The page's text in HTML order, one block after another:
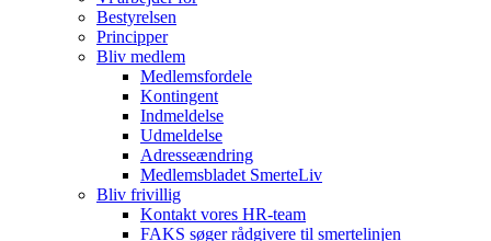
Bestyrelsen
Principper
Bliv medlem
Medlemsfordele
Kontingent
Indmeldelse
Udmeldelse
Adresseændring
Medlemsbladet SmerteLiv
Bliv frivillig
Kontakt vores HR-team
FAKS søger rådgivere til smertelinjen